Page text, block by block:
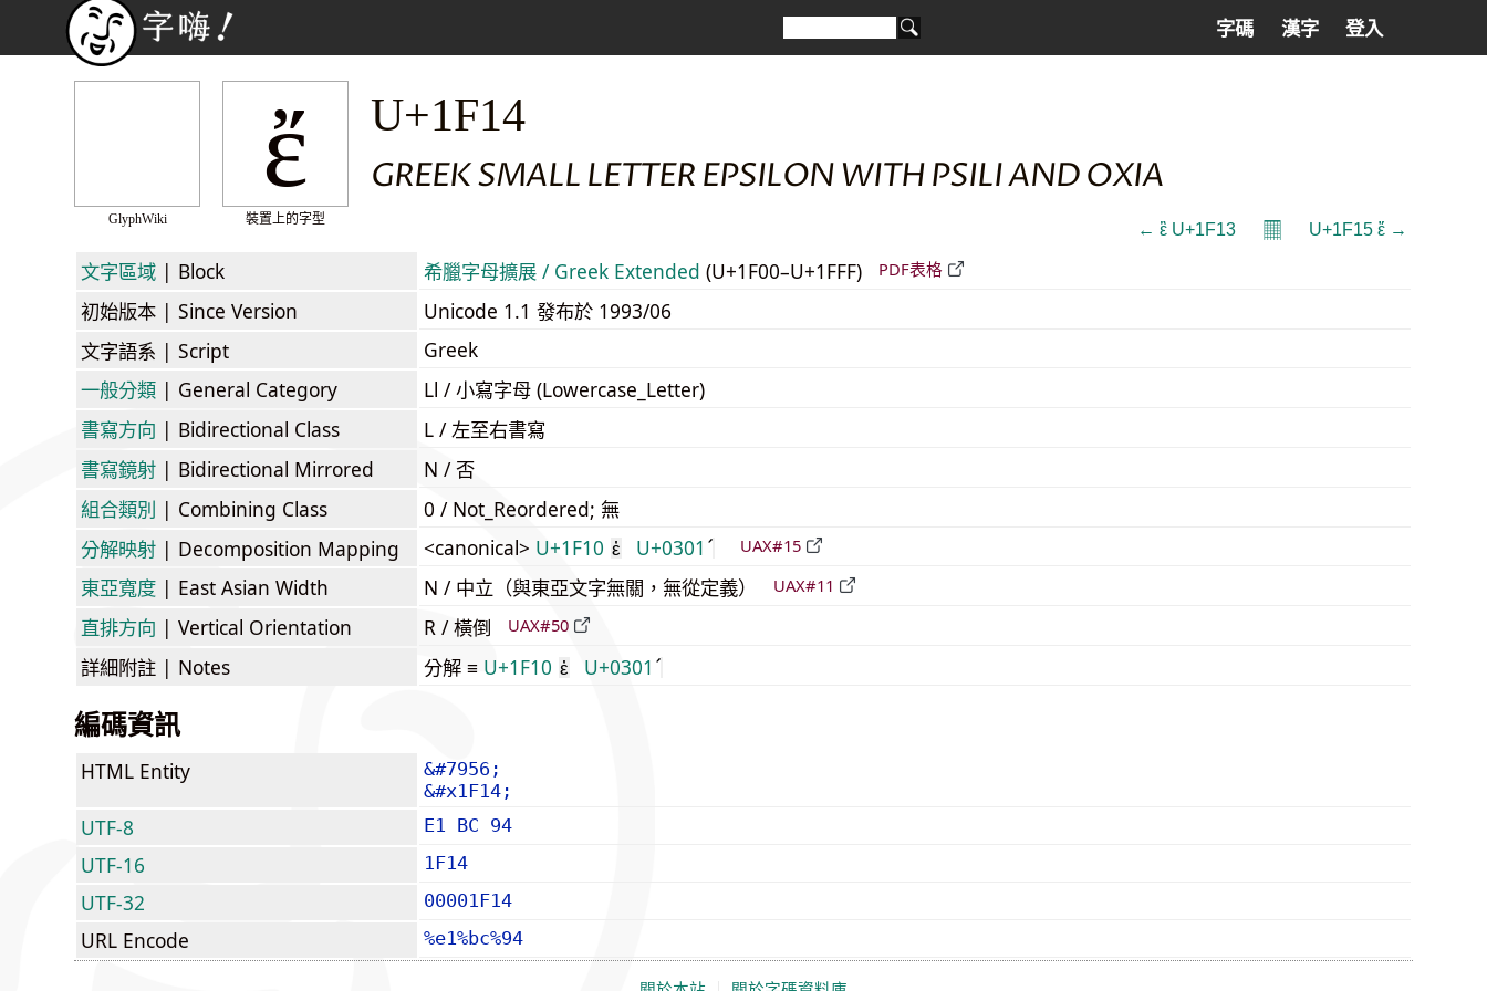
字碼 漢字 登入
GlyphWiki
ἔ
裝置上的字型
U+1F14
GREEK SMALL LETTER EPSILON WITH PSILI AND OXIA
← ἓ U+1F13 𝄜 U+1F15 ἕ →
文字區域 | Block 希臘字母擴展 / Greek Extended (U+1F00–U+1FFF) PDF表格
初始版本 | Since Version
Unicode 1.1 發布於 1993/06
文字語系 | Script
Greek
一般分類 | General Category
Ll / 小寫字母 (Lowercase_Letter)
書寫方向 | Bidirectional Class
L / 左至右書寫
書寫鏡射 | Bidirectional Mirrored
N / 否
組合類別 | Combining Class
0 / Not_Reordered; 無
分解映射 | Decomposition Mapping <canonical> U+1F10 ἐ U+0301 UAX#15
東亞寬度 | East Asian Width N / 中立（與東亞文字無關，無從定義） UAX#11
直排方向 | Vertical Orientation R / 橫倒 UAX#50
詳細附註 | Notes 分解 ≡ U+1F10 ἐ U+0301
編碼資訊
HTML Entity
&#7956;
&#x1F14;
UTF-8 E1 BC 94
UTF-16 1F14
UTF-32 00001F14
URL Encode %e1%bc%94